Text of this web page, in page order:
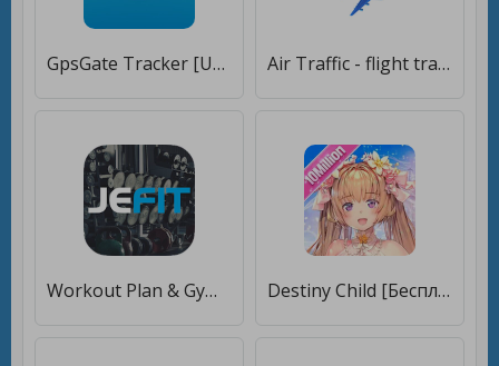
GpsGate Tracker [Unlocked] Air Traffic - flight tracker [Premium]
Workout Plan & Gym Log Tracker [Premium] Destiny Child [Бесплатные покупки]